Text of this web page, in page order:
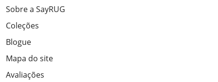
Sobre a SayRUG
Coleções
Blogue
Mapa do site
Avaliações